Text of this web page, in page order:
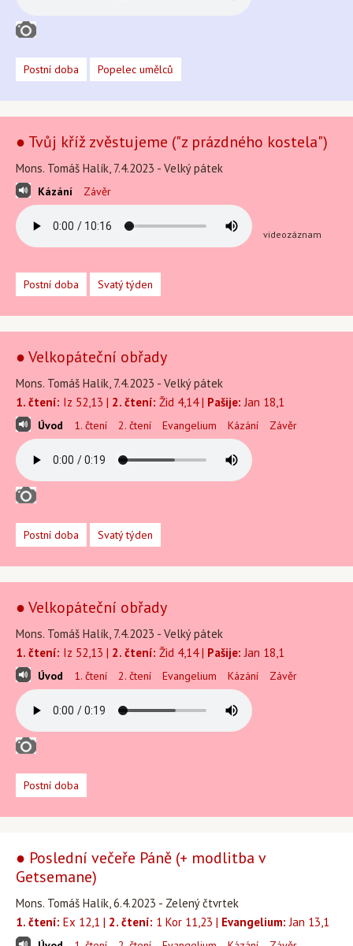
Postní doba Popelec umělců
● Tvůj kříž zvěstujeme ("z prázdného kostela")
Mons. Tomáš Halík, 7.4.2023 - Velký pátek
Kázání Závěr
videozáznam
Postní doba Svatý týden
● Velkopáteční obřady
Mons. Tomáš Halík, 7.4.2023 - Velký pátek
1. čtení: Iz 52,13 | 2. čtení: Žid 4,14 | Pašije: Jan 18,1
Úvod 1. čtení 2. čtení Evangelium Kázání Závěr
Postní doba Svatý týden
● Velkopáteční obřady
Mons. Tomáš Halík, 7.4.2023 - Velký pátek
1. čtení: Iz 52,13 | 2. čtení: Žid 4,14 | Pašije: Jan 18,1
Úvod 1. čtení 2. čtení Evangelium Kázání Závěr
Postní doba
● Poslední večeře Páně (+ modlitba v
Getsemane)
Mons. Tomáš Halík, 6.4.2023 - Zelený čtvrtek
1. čtení: Ex 12,1 | 2. čtení: 1 Kor 11,23 | Evangelium: Jan 13,1